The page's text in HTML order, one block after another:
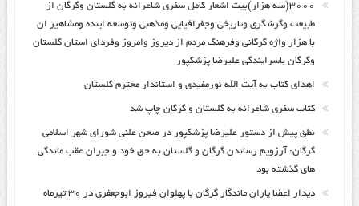
۳۰۰۰(سه هزار)بیت اشعار کامل سفری شاعرانه به گلستان وگرگان از
طبیعت وگرشگری وتاریخی وجغرافیایی ومذهبی وتوسعه اینده ومشاهیر ان
با هزار واژه گرگانی وفرهنگ مردم از دیروز وامروز وفردای استان گلستان
وگرگان باسرایندگی علیرضا پزشکپور
اهدای کتاب به آیت الله نورمفیدی و استاندار محترم گلستان
کتاب سفری شاعرانه به گلستان و گرگان چاپ شد
نطق پیش از دستور علیرضا پزشکپور در صحن علنی شورای شهر اسلامی
گرگان: آرزویم رساندن گرگان و گلستان به حق خود و جبران عقب ماندگی
های گذشته بود
دیدار اعضا یاران ماندگار گرگان با پهلوان فیروز ابوجعفری در ۳۰ تیرماه